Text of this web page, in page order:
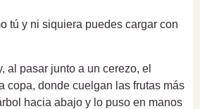
tú y ni siquiera puedes cargar con
al pasar junto a un cerezo, el
copa, donde cuelgan las frutas más
hacia abajo y lo puso en manos